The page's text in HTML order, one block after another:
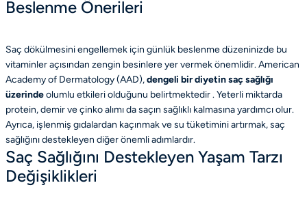
Beslenme Önerileri
Saç dökülmesini engellemek için günlük beslenme düzeninizde bu
vitaminler açısından zengin besinlere yer vermek önemlidir. American
Academy of Dermatology (AAD),dengeli bir diyetin saç sağlığı
üzerindeolumlu etkileri olduğunu belirtmektedir . Yeterli miktarda
protein, demir ve çinko alımı da saçın sağlıklı kalmasına yardımcı olur.
Ayrıca, işlenmiş gıdalardan kaçınmak ve su tüketimini artırmak, saç
sağlığını destekleyen diğer önemli adımlardır.
Saç Sağlığını Destekleyen Yaşam Tarzı
Değişiklikleri